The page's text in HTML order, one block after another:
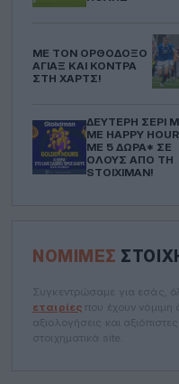
ΜΕ ΤΟΝ ΟΡΘΌΔΟΞΟ
ΆΓΙΑΞ ΚΑΙ ΚΌΝΤΡΑ
ΣΤΗ ΧΑΡΤΣ!
ΔΕΎΤΕΡΗ ΣΕΡΊ
ΜΕ HAPPY
ΜΕ 5 ΔΏΡΑ* ΣΕ
ΌΛΟΥΣ ΑΠΌ ΤΗ
STOIXIMAN!
ΝΌΜΙΜΕΣ
Συγκεντρώσαμε για εσάς,
εταιρίες που έχουν νόμιμη
αξιολογήσεις και
στοιχηματικά site.